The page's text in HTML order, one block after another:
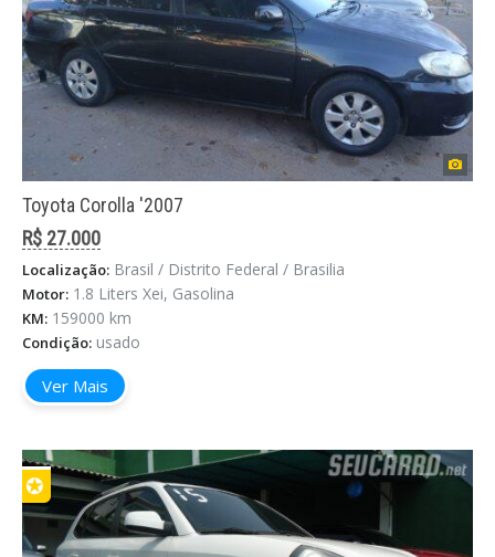
Toyota Corolla '2007
R$ 27.000
Localização: Brasil / Distrito Federal / Brasilia
Motor: 1.8 Liters Xei, Gasolina
KM: 159000 km
Condição: usado
Ver Mais
✪